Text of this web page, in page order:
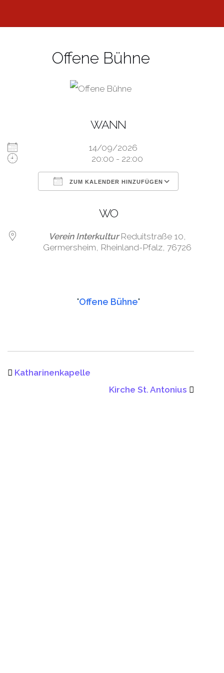
Inhalt
Offene Bühne
WANN
14/09/2026
20:00 - 22:00
ZUM KALENDER HINZUFÜGEN
WO
Verein InterkulturReduitstraße 10,
Germersheim, Rheinland-Pfalz, 76726
Offene Bühne
Katharinenkapelle
Kirche St. Antonius